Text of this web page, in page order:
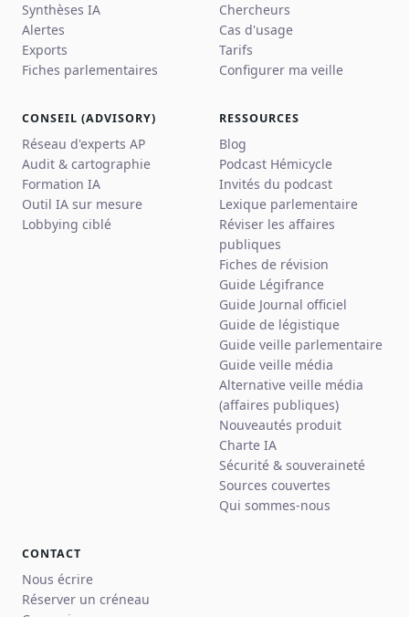
Synthèses IA
Alertes
Exports
Fiches parlementaires
Chercheurs
Cas d'usage
Tarifs
Configurer ma veille
CONSEIL (ADVISORY)
Réseau d'experts AP
Audit & cartographie
Formation IA
Outil IA sur mesure
Lobbying ciblé
RESSOURCES
Blog
Podcast Hémicycle
Invités du podcast
Lexique parlementaire
Réviser les affaires
publiques
Fiches de révision
Guide Légifrance
Guide Journal officiel
Guide de légistique
Guide veille parlementaire
Guide veille média
Alternative veille média
(affaires publiques)
Nouveautés produit
Charte IA
Sécurité & souveraineté
Sources couvertes
Qui sommes-nous
CONTACT
Nous écrire
Réserver un créneau